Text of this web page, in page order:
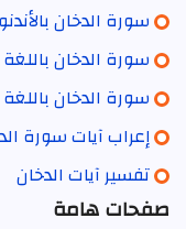
سورة الدخان
سورة الدخان باللغة
سورة الدخان باللغة
إعراب آيات سورة
تفسير آيات الدخان
صفحات هامة